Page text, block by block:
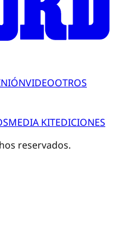
VIDEOOTROS
MEDIA KITEDICIONES
reservados.